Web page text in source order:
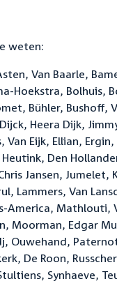
weten:
Van Baarle,
Hoekstra, Bolhuis,
Bühler, Bushoff,
Heera Dijk,
Eijk, Ellian,
Den
Jansen,
Lammers, Van
America, Mathlouti,
Moorman, Edgar
Ouwehand,
De Roon,
Synhaeve,